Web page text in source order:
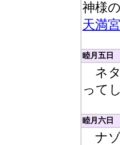
神様
天満
睦月五日
ネタ
って
睦月六日
ナゾ